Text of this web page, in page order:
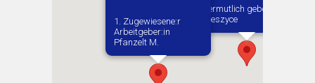
Vermutlich geboren in
Oleszyce
1. Zugewiesene:r
Arbeitgeber:in​
Pfanzelt M.